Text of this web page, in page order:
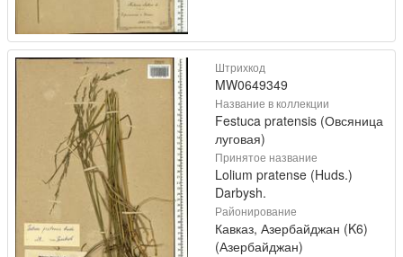
Штрихкод
MW0649349
Название в коллекции
Festuca pratensis (Овсяница
луговая)
Принятое название
Lolium pratense (Huds.)
Darbysh.
Районирование
Кавказ, Азербайджан (K6)
(Азербайджан)